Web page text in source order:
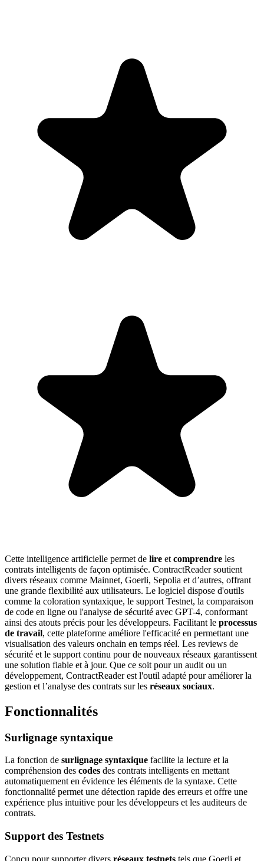
Cette intelligence artificielle permet de lire et comprendre les
contrats intelligents de façon optimisée. ContractReader soutient
divers réseaux comme Mainnet, Goerli, Sepolia et d’autres, offrant
une grande flexibilité aux utilisateurs. Le logiciel dispose d'outils
comme la coloration syntaxique, le support Testnet, la comparaison
de code en ligne ou l'analyse de sécurité avec GPT-4, conformant
ainsi des atouts précis pour les développeurs. Facilitant le processus
de travail, cette plateforme améliore l'efficacité en permettant une
visualisation des valeurs onchain en temps réel. Les reviews de
sécurité et le support continu pour de nouveaux réseaux garantissent
une solution fiable et à jour. Que ce soit pour un audit ou un
développement, ContractReader est l'outil adapté pour améliorer la
gestion et l’analyse des contrats sur les réseaux sociaux.
Fonctionnalités
Surlignage syntaxique
La fonction de surlignage syntaxique facilite la lecture et la
compréhension des codes des contrats intelligents en mettant
automatiquement en évidence les éléments de la syntaxe. Cette
fonctionnalité permet une détection rapide des erreurs et offre une
expérience plus intuitive pour les développeurs et les auditeurs de
contrats.
Support des Testnets
Conçu pour supporter divers réseaux testnets tels que Goerli et